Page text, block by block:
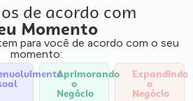
de acordo com
Momento
para você de acordo com o seu
momento:
Aprimorando
o
Negócio
Expandindo
o
Negócio